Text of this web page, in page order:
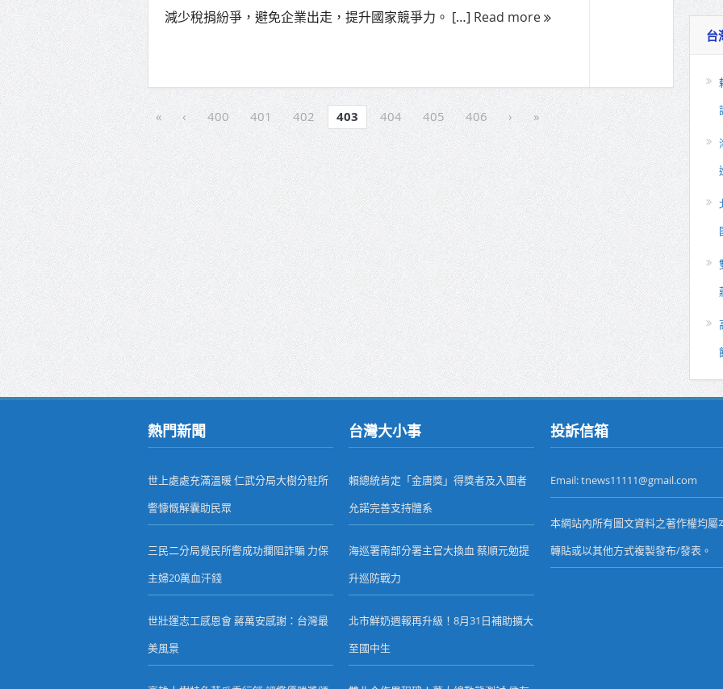
減少稅捐紛爭，避免企業出走，提升國家競爭力。 […] Read more
« ‹ 400 401 402 403 404 405 406 › »
台
熱門新聞
世上處處充滿溫暖 仁武分局大樹分駐所
警慷慨解囊助民眾
三民二分局覺民所警成功攔阻詐騙 力保
主婦20萬血汗錢
世壯運志工感恩會 蔣萬安感謝：台灣最
美風景
台灣大小事
賴總統肯定「金唐獎」得獎者及入圍者
允諾完善支持體系
海巡署南部分署主官大換血 蔡順元勉提
升巡防戰力
北市鮮奶週報再升級！8月31日補助擴大
至國中生
投訴信箱
Email: tnews11111@gmail.com
本網站內所有圖文資料之著作權均
轉貼或以其他方式複製發布/發表。